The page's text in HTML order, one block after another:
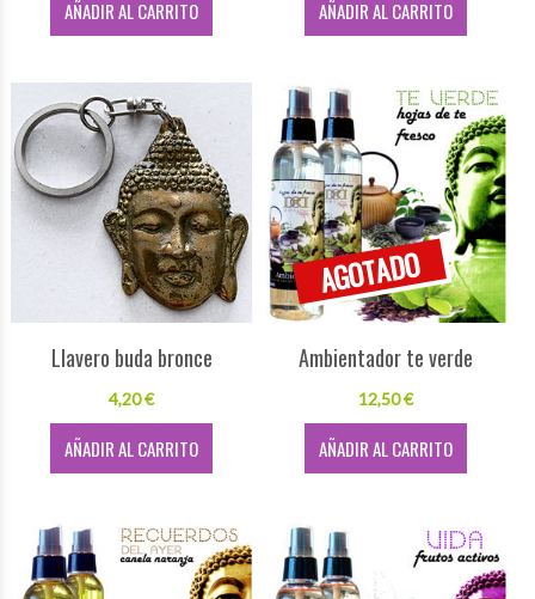
AÑADIR AL CARRITO AÑADIR AL CARRITO
Llavero buda bronce
4,20 €
AÑADIR AL CARRITO
Ambientador te verde
12,50 €
AÑADIR AL CARRITO